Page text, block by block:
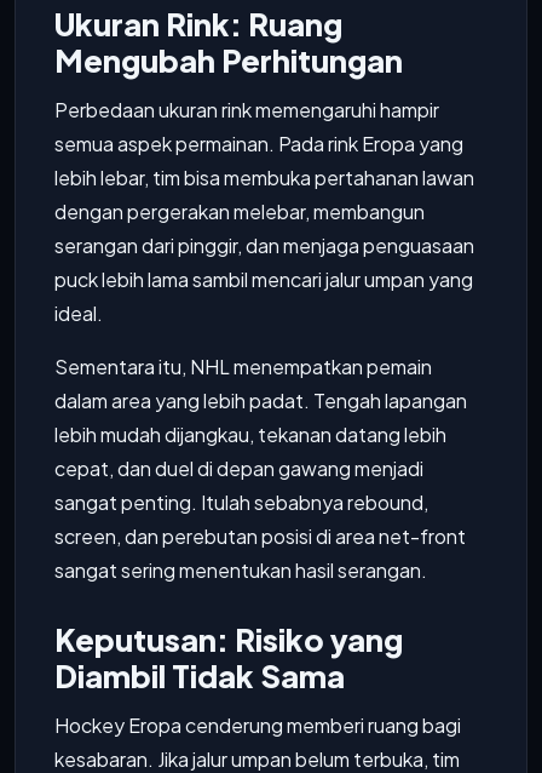
Ukuran Rink: Ruang
Mengubah Perhitungan
Perbedaan ukuran rink memengaruhi hampir
semua aspek permainan. Pada rink Eropa yang
lebih lebar, tim bisa membuka pertahanan lawan
dengan pergerakan melebar, membangun
serangan dari pinggir, dan menjaga penguasaan
puck lebih lama sambil mencari jalur umpan yang
ideal.
Sementara itu, NHL menempatkan pemain
dalam area yang lebih padat. Tengah lapangan
lebih mudah dijangkau, tekanan datang lebih
cepat, dan duel di depan gawang menjadi
sangat penting. Itulah sebabnya rebound,
screen, dan perebutan posisi di area net-front
sangat sering menentukan hasil serangan.
Keputusan: Risiko yang
Diambil Tidak Sama
Hockey Eropa cenderung memberi ruang bagi
kesabaran. Jika jalur umpan belum terbuka, tim